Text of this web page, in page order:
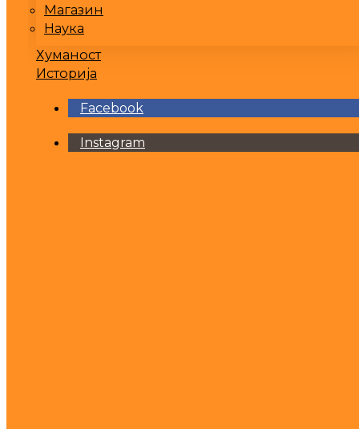
Магазин
Наука
Хуманост
Историја
Facebook
Instagram